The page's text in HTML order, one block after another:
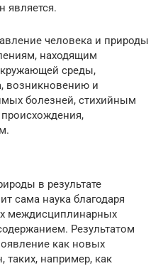
является.
человека и природы
находящим
среды,
возникновению и
болезней, стихийным
в результате
сама наука благодаря
междисциплинарных
Результатом
как новых
например, как